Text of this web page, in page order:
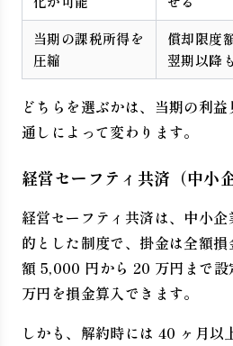
当期の課税所得を
圧縮
償却限度
翌期以降
どちらを選ぶかは、当期の利
通しによって変わります。
経営セーフティ共済（中小
経営セーフティ共済は、中小
的とした制度で、掛金は全額
額 5,000 円から 20 万円まで
万円を損金算入できます。
しかも、解約時には 40 ヶ月以